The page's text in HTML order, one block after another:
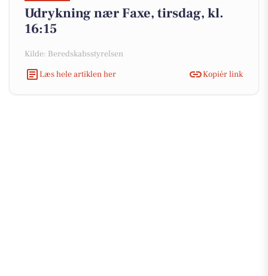
Udrykning nær Faxe, tirsdag, kl.
16:15
Kilde: Beredskabsstyrelsen
Læs hele artiklen her
Kopiér link